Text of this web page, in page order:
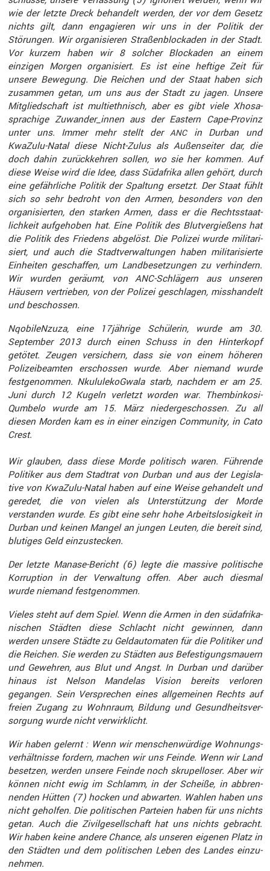
wie der letzte Dreck behan­delt werden, der vor dem Gesetz
nichts gilt, dann engagieren wir uns in der Politik der
Störungen. Wir organi­sieren Straßen­blo­ckaden in der Stadt.
Vor kurzem haben wir 8 solcher Blockaden an einem
einzigen Morgen organi­siert. Es ist eine heftige Zeit für
unsere Bewegung. Die Reichen und der Staat haben sich
zusammen getan, um uns aus der Stadt zu jagen. Unsere
Mitglied­schaft ist multi­eth­nisch, aber es gibt viele Xhosa-
sprachige Zuwander_innen aus der Eastern Cape-Provinz
unter uns. Immer mehr stellt derANCin Durban und
KwaZulu-Natal diese Nicht-Zulus als Außen­seiter dar, die
doch dahin zurück­kehren sollen, wo sie her kommen. Auf
diese Weise wird die Idee, dass Südafrika allen gehört, durch
eine gefähr­liche Politik der Spaltung ersetzt. Der Staat fühlt
sich so sehr bedroht von den Armen, beson­ders von den
organi­sierten, den starken Armen, dass er die Rechts­staat­
lich­keit aufge­hoben hat. Eine Politik des Blutver­gie­ßens hat
die Politik des Friedens abgelöst. Die Polizei wurde milita­ri­
siert, und auch die Stadt­ver­wal­tungen haben milita­ri­sierte
Einheiten geschaffen, um Landbe­set­zungen zu verhin­dern.
Wir wurden geräumt, von ANC-Schlä­gern aus unseren
Häusern vertrieben, von der Polizei geschlagen, misshan­delt
und beschossen.
Nqobi­leN­zuza, eine 17jährige Schülerin, wurde am 30.
September 2013 durch einen Schuss in den Hinter­kopf
getötet. Zeugen versi­chern, dass sie von einem höheren
Polizei­be­amten erschossen wurde. Aber niemand wurde
festge­nommen. Nkulu­le­koG­wala starb, nachdem er am 25.
Juni durch 12 Kugeln verletzt worden war. Thembin­ko­si­
Qum­belo wurde am 15. März nieder­ge­schossen. Zu all
diesen Morden kam es in einer einzigen Commu­nity, in Cato
Crest.
Wir glauben, dass diese Morde politisch waren. Führende
Politiker aus dem Stadtrat von Durban und aus der Legis­la­
tive von KwaZulu-Natal haben auf eine Weise gehan­delt und
geredet, die von vielen als Unter­stüt­zung der Morde
verstanden wurde. Es gibt eine sehr hohe Arbeits­lo­sig­keit in
Durban und keinen Mangel an jungen Leuten, die bereit sind,
blutiges Geld einzu­ste­cken.
Der letzte Manase-Bericht (6) legte die massive politi­sche
Korrup­tion in der Verwal­tung offen. Aber auch diesmal
wurde niemand festge­nommen.
Vieles steht auf dem Spiel. Wenn die Armen in den südafri­ka­
ni­schen Städten diese Schlacht nicht gewinnen, dann
werden unsere Städte zu Geldau­to­maten für die Politiker und
die Reichen. Sie werden zu Städten aus Befes­ti­gungs­mauern
und Gewehren, aus Blut und Angst. In Durban und darüber
hinaus ist Nelson Mandelas Vision bereits verloren
gegangen. Sein Verspre­chen eines allge­meinen Rechts auf
freien Zugang zu Wohnraum, Bildung und Gesund­heits­ver­
sor­gung wurde nicht verwirk­licht.
Wir haben gelernt : Wenn wir menschen­wür­dige Wohnungs­
ver­hält­nisse fordern, machen wir uns Feinde. Wenn wir Land
besetzen, werden unsere Feinde noch skrupel­loser. Aber wir
können nicht ewig im Schlamm, in der Scheiße, in abbren­
nenden Hütten (7) hocken und abwarten. Wahlen haben uns
nicht geholfen. Die politi­schen Parteien haben für uns nichts
getan. Auch die Zivil­ge­sell­schaft hat uns nichts gebracht.
Wir haben keine andere Chance, als unseren eigenen Platz in
den Städten und dem politi­schen Leben des Landes einzu­
nehmen.